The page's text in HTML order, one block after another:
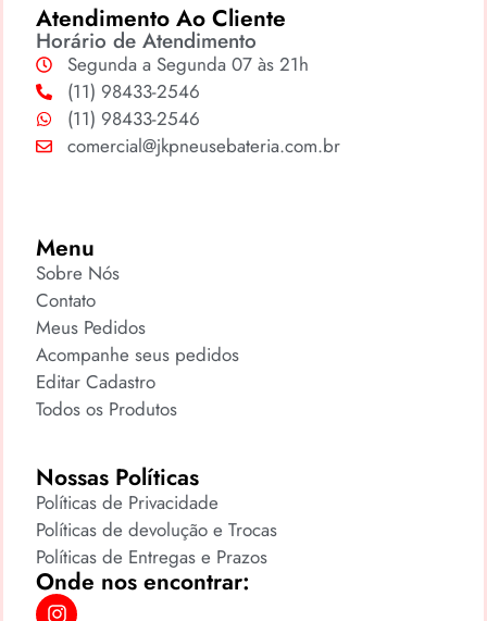
Atendimento Ao Cliente
Horário de Atendimento
Segunda a Segunda 07 às 21h
(11) 98433-2546
(11) 98433-2546
comercial@jkpneusebateria.com.br
Menu
Sobre Nós
Contato
Meus Pedidos
Acompanhe seus pedidos
Editar Cadastro
Todos os Produtos
Nossas Políticas
Políticas de Privacidade
Políticas de devolução e Trocas
Políticas de Entregas e Prazos
Onde nos encontrar: